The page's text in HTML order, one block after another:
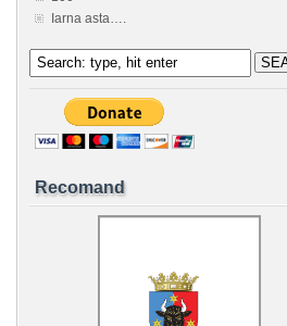
Iarna asta….
Recomand